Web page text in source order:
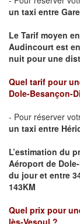
un taxi entre
Le Tarif moyen
Audincourt est
nuit pour une
Quel tarif pour
Dole-Besançon-
- Pour réserver
un taxi entre
L’estimation du
Aéroport de
du jour et entre
143KM
Quel prix pour